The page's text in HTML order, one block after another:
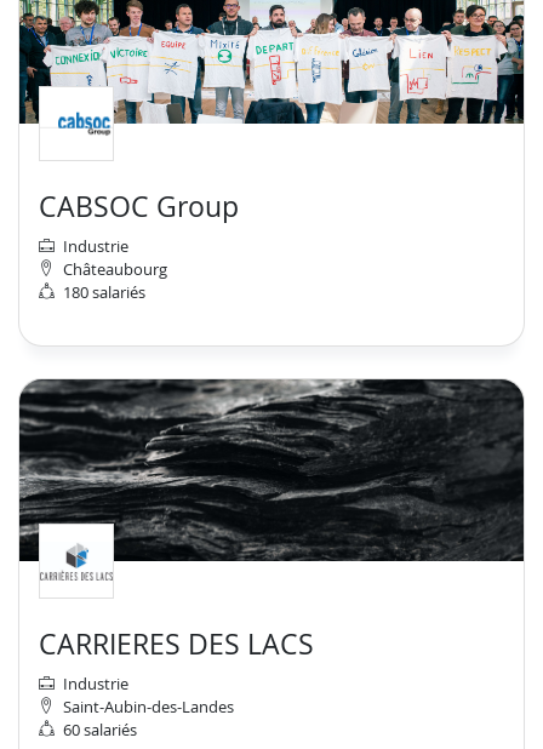
CABSOC Group
Industrie
Châteaubourg
180 salariés
CARRIERES DES LACS
Industrie
Saint-Aubin-des-Landes
60 salariés